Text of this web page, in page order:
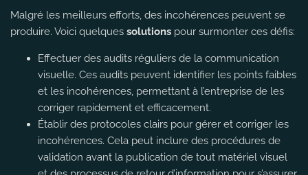
Malgré les meilleurs efforts, des incohérences peuvent se
produire. Voici quelques solutions pour surmonter ces défis:
Effectuer des audits réguliers de la communication
visuelle. Ces audits peuvent identifier les points faibles
et les incohérences, permettant à l’entreprise de les
corriger rapidement et efficacement.
Établir des protocoles clairs pour gérer et corriger les
incohérences. Cela peut inclure des procédures de
validation avant la publication de tout matériel visuel